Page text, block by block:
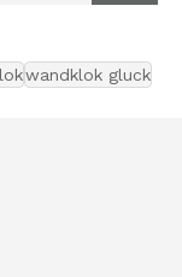
wandklok gluck